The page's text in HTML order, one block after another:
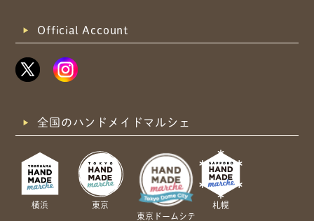
Official Account
全国のハンドメイドマルシェ
横浜
東京
東京ドームシテ
札幌